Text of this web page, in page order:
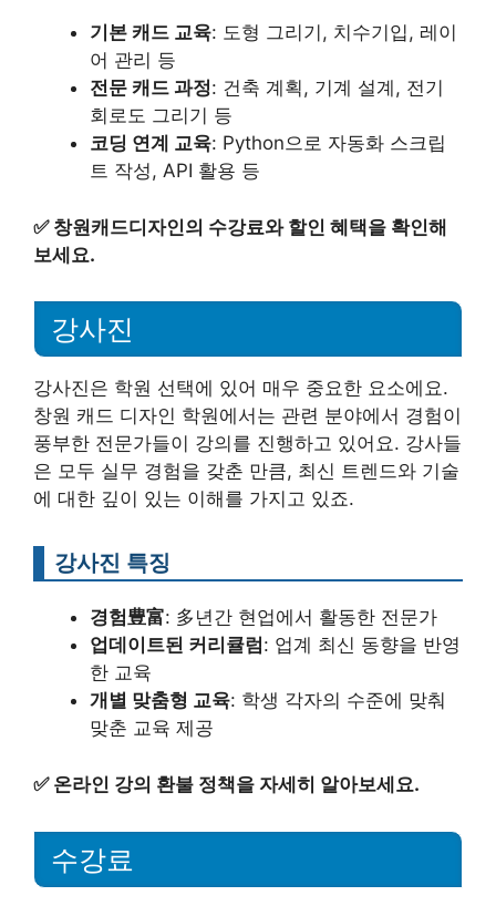
기본 캐드 교육: 도형 그리기, 치수기입, 레이
어 관리 등
전문 캐드 과정: 건축 계획, 기계 설계, 전기
회로도 그리기 등
코딩 연계 교육: Python으로 자동화 스크립
트 작성, API 활용 등
✅ 창원캐드디자인의 수강료와 할인 혜택을 확인해
보세요.
강사진
강사진은 학원 선택에 있어 매우 중요한 요소에요.
창원 캐드 디자인 학원에서는 관련 분야에서 경험이
풍부한 전문가들이 강의를 진행하고 있어요. 강사들
은 모두 실무 경험을 갖춘 만큼, 최신 트렌드와 기술
에 대한 깊이 있는 이해를 가지고 있죠.
강사진 특징
경험豊富: 多년간 현업에서 활동한 전문가
업데이트된 커리큘럼 : 업계 최신 동향을 반영
한 교육
개별 맞춤형 교육: 학생 각자의 수준에 맞춰
맞춘 교육 제공
✅ 온라인 강의 환불 정책을 자세히 알아보세요.
수강료